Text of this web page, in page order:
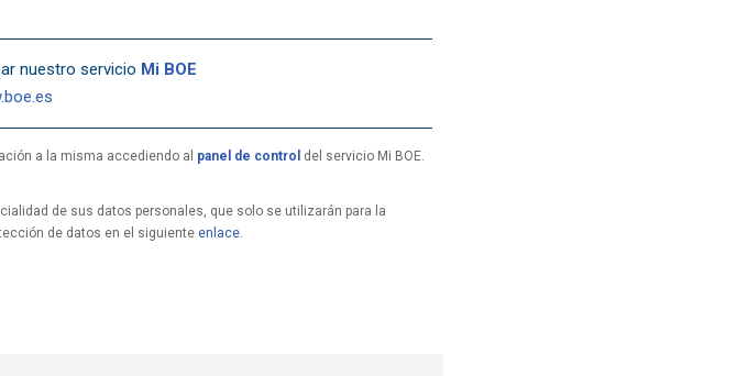
nuestro servicio Mi BOE
a la misma accediendo al panel de control del servicio Mi BOE.
de sus datos personales, que solo se utilizarán para la
de datos en el siguiente enlace.